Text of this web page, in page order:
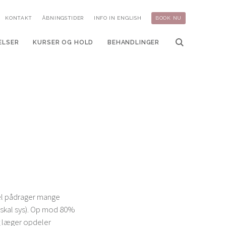
KURSER OG HOLD BEHANDLINGER
KONTAKT ÅBNINGSTIDER INFO IN ENGLISH BOOK NU
pådrager mange
sys). Op mod 80%
læger opdeler